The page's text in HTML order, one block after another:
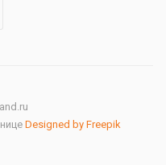
Designed by Freepik